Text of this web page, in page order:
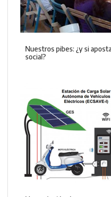
Nuestros pibes: ¿y si
social?